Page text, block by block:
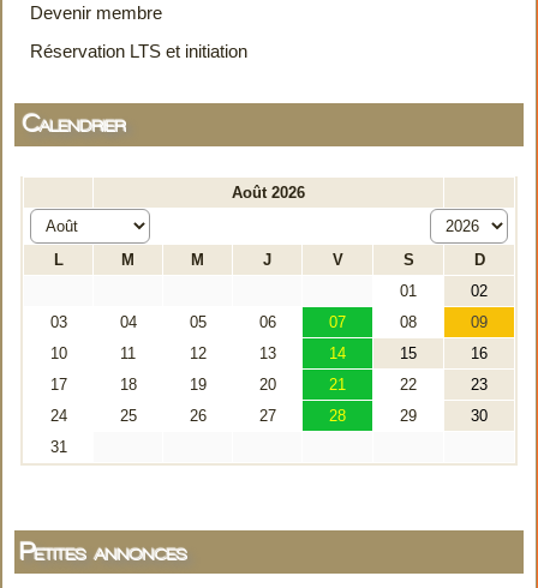
Devenir membre
Réservation LTS et initiation
Calendrier
Petites annonces